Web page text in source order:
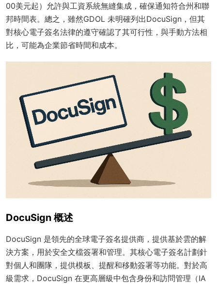
00美元起）允許與工資系統無縫集成，確保通知符合州和聯
邦時間表。總之，雖然GDOL 未明確列出DocuSign，但其
對核心電子簽名法律的遵守確認了其可行性，與手動方法相
比，可能為企業節省時間和成本。
DocuSign 概述
DocuSign 是領先的全球電子簽名提供商，提供基於雲的解
決方案，用於安全文檔簽署和管理。其核心電子簽名計劃針
對個人和團隊，提供模板、提醒和移動簽署等功能。對於高
級需求，DocuSign 在更高層級中包含身份和訪問管理（IA